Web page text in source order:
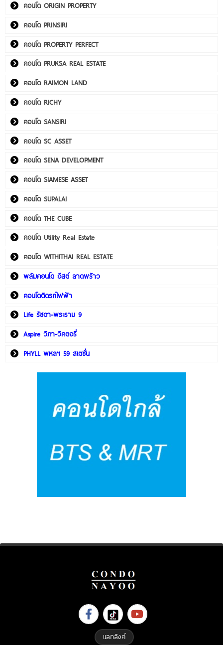
คอนโด ORIGIN PROPERTY
คอนโด PRINSIRI
คอนโด PROPERTY PERFECT
คอนโด PRUKSA REAL ESTATE
คอนโด RAIMON LAND
คอนโด RICHY
คอนโด SANSIRI
คอนโด SC ASSET
คอนโด SENA DEVELOPMENT
คอนโด SIAMESE ASSET
คอนโด SUPALAI
คอนโด THE CUBE
คอนโด Utility Real Estate
คอนโด WITHITHAI REAL ESTATE
พลัมคอนโด อีสต์ ลาดพร้าว
คอนโดติดรถไฟฟ้า
Life รัชดา-พระราม 9
Aspire วิภา-วิคตอรี่
PHYLL พหลฯ 59 สเตชั่น
แลกลิงค์